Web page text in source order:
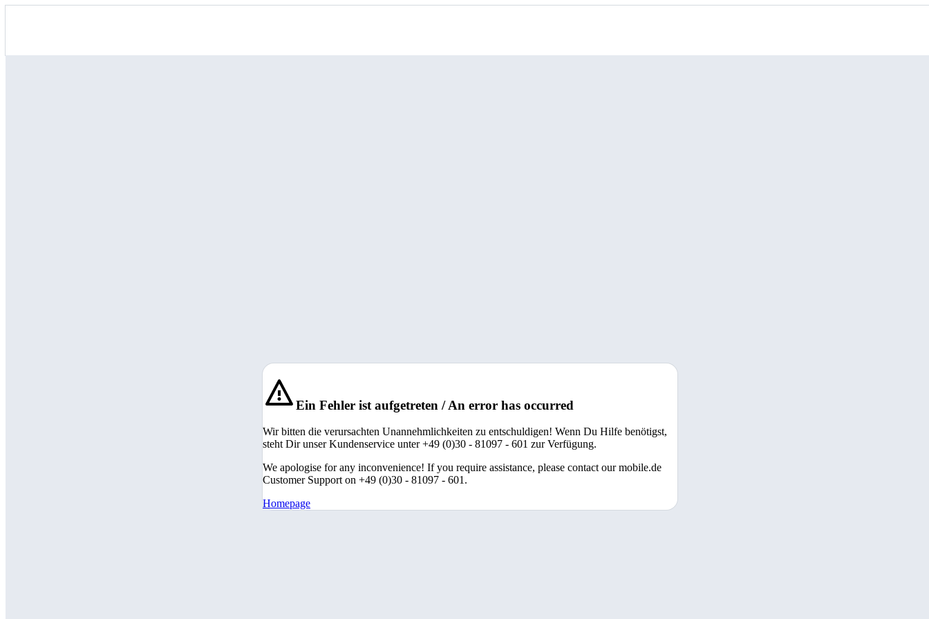
Ein Fehler ist aufgetreten / An error has occurred
Wir bitten die verursachten Unannehmlichkeiten zu entschuldigen! Wenn Du Hilfe benötigst,
steht Dir unser Kundenservice unter +49 (0)30 - 81097 - 601 zur Verfügung.
We apologise for any inconvenience! If you require assistance, please contact our mobile.de
Customer Support on +49 (0)30 - 81097 - 601.
Homepage